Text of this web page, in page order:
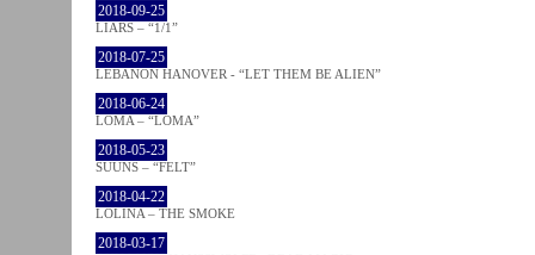
2018-09-25
LIARS – “1/1”
2018-07-25
LEBANON HANOVER - “LET THEM BE ALIEN”
2018-06-24
LOMA – “LOMA”
2018-05-23
SUUNS – “FELT”
2018-04-22
LOLINA – THE SMOKE
2018-03-17